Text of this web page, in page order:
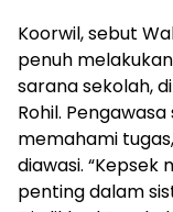
Koorwil, sebut
penuh
sarana sekolah,
Rohil.
memahami
diawasi.
penting dalam